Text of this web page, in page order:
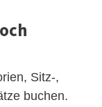
Sitz-,
buchen.